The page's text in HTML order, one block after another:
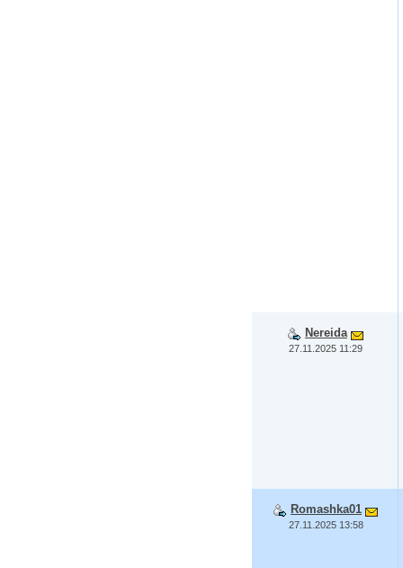
Nereida
27.11.2025 11:29
Romashka01
27.11.2025 13:58